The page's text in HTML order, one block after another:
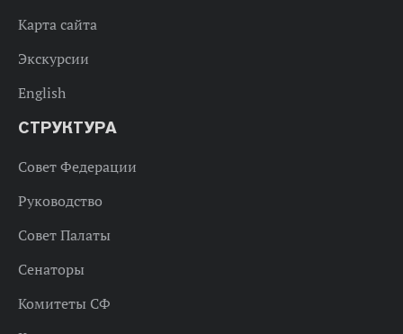
Карта сайта
Экскурсии
English
СТРУКТУРА
Совет Федерации
Руководство
Совет Палаты
Сенаторы
Комитеты СФ